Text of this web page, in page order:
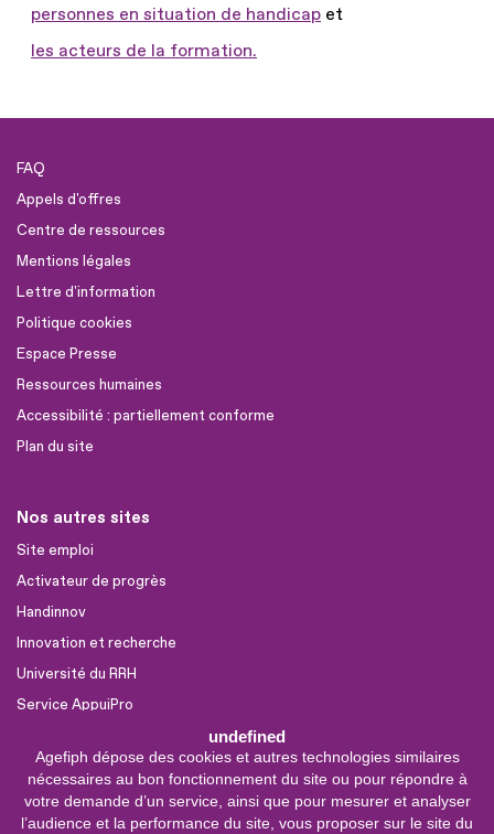
undefined
Agefiph dépose des cookies et autres technologies similaires
nécessaires au bon fonctionnement du site ou pour répondre à
votre demande d’un service, ainsi que pour mesurer et analyser
l’audience et la performance du site, vous proposer sur le site du
personnes en situation de handicap et
les acteurs de la formation.
FAQ
Appels d'offres
Centre de ressources
Mentions légales
Lettre d'information
Politique cookies
Espace Presse
Ressources humaines
Accessibilité : partiellement conforme
Plan du site
Nos autres sites
Site emploi
Activateur de progrès
Handinnov
Innovation et recherche
Université du RRH
Service AppuiPro
Nous suivre
Youtube